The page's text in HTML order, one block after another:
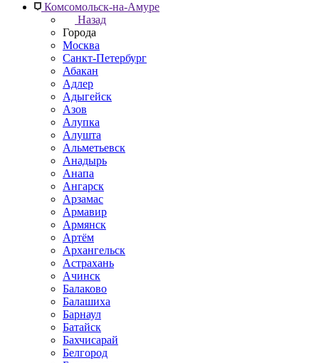
Комсомольск-на-Амуре
Назад
Города
Москва
Санкт-Петербург
Абакан
Адлер
Адыгейск
Азов
Алупка
Алушта
Альметьевск
Анадырь
Анапа
Ангарск
Арзамас
Армавир
Армянск
Артём
Архангельск
Астрахань
Ачинск
Балаково
Балашиха
Барнаул
Батайск
Бахчисарай
Белгород